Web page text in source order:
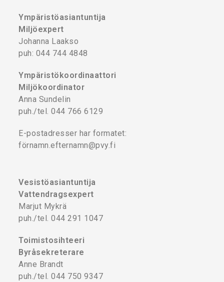
Ympäristöasiantuntija
Miljöexpert
Johanna Laakso
puh: 044 744 4848
Ympäristökoordinaattori
Miljökoordinator
Anna Sundelin
puh./tel. 044 766 6129
E-postadresser har formatet:
förnamn.efternamn@pvy.fi
Vesistöasiantuntija
Vattendragsexpert
Marjut Mykrä
puh./tel. 044 291 1047
Toimistosihteeri
Byråsekreterare
Anne Brandt
puh./tel. 044 750 9347